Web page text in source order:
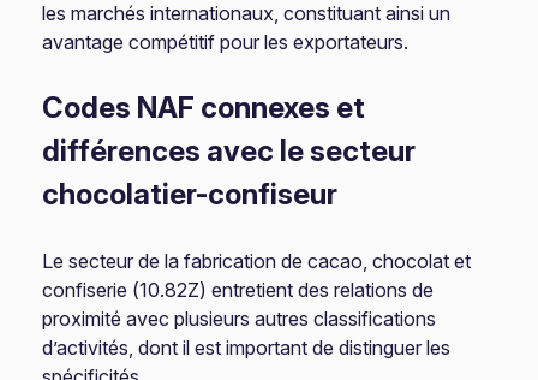
les marchés internationaux, constituant ainsi un
avantage compétitif pour les exportateurs.
Codes NAF connexes et
différences avec le secteur
chocolatier-confiseur
Le secteur de la fabrication de cacao, chocolat et
confiserie (10.82Z) entretient des relations de
proximité avec plusieurs autres classifications
d’activités, dont il est important de distinguer les